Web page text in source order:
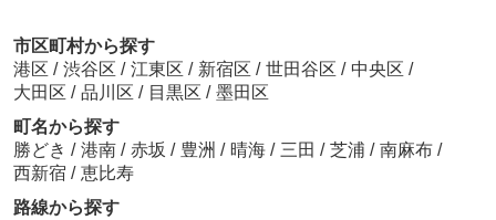
市区町村から探す
港区 / 渋谷区 / 江東区 / 新宿区 / 世田谷区 / 中央区 /
大田区 / 品川区 / 目黒区 / 墨田区
町名から探す
勝どき / 港南 / 赤坂 / 豊洲 / 晴海 / 三田 / 芝浦 / 南麻布 /
西新宿 / 恵比寿
路線から探す